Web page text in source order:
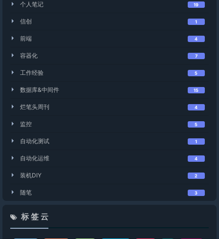
个人笔记 19
信创 1
前端 4
容器化 7
工作经验 5
数据库&中间件 15
烂笔头周刊 4
监控 5
自动化测试 1
自动化运维 4
装机DIY 2
随笔 3
标 签 云